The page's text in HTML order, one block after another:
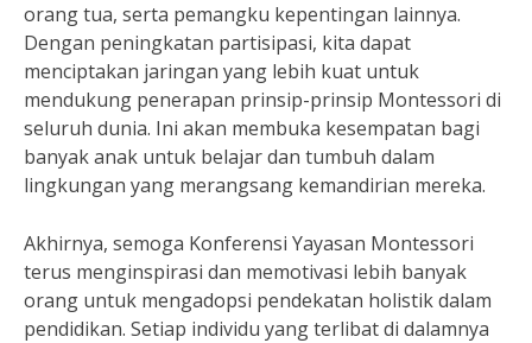
orang tua, serta pemangku kepentingan lainnya.
Dengan peningkatan partisipasi, kita dapat
menciptakan jaringan yang lebih kuat untuk
mendukung penerapan prinsip-prinsip Montessori di
seluruh dunia. Ini akan membuka kesempatan bagi
banyak anak untuk belajar dan tumbuh dalam
lingkungan yang merangsang kemandirian mereka.
Akhirnya, semoga Konferensi Yayasan Montessori
terus menginspirasi dan memotivasi lebih banyak
orang untuk mengadopsi pendekatan holistik dalam
pendidikan. Setiap individu yang terlibat di dalamnya